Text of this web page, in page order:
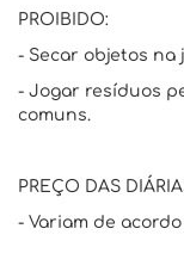
PROIBIDO:
- Secar objetos na
- Jogar resíduos
comuns.
PREÇO DAS
- Variam de